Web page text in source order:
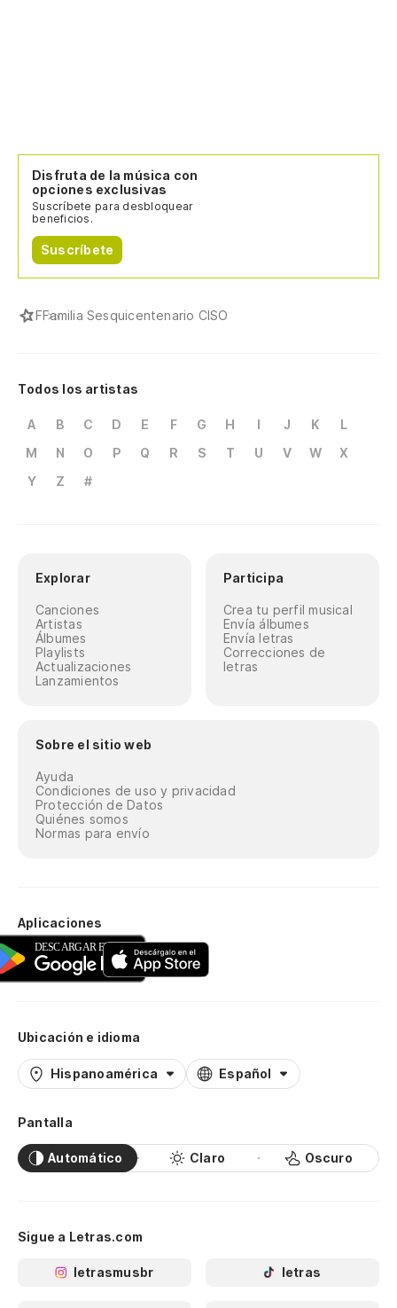
Disfruta de la música con
opciones exclusivas
Suscríbete para desbloquear
beneficios.
Suscríbete
FFamilia Sesquicentenario CISO
Todos los artistas
A B C D E F G H I J K
L
M
N O P Q R S T U V W
X
Y
Z #
Explorar
Canciones
Artistas
Álbumes
Playlists
Actualizaciones
Lanzamientos
Participa
Crea tu perfil musical
Envía álbumes
Envía letras
Correcciones de
letras
Sobre el sitio web
Ayuda
Condiciones de uso y privacidad
Protección de Datos
Quiénes somos
Normas para envío
Aplicaciones
Ubicación e idioma
Hispanoamérica Español
Pantalla
Automático Claro Oscuro
Sigue a Letras.com
letrasmusbr letras